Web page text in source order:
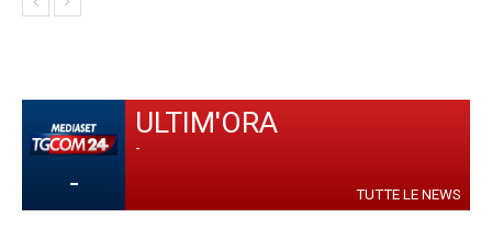
-
ULTIM'ORA
-
TUTTE LE NEWS